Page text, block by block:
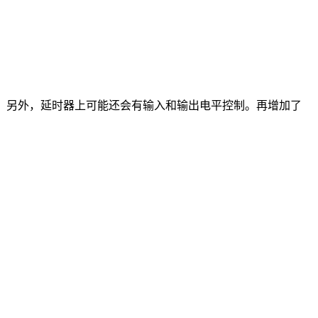
外，延时器上可能还会有输入和输出电平控制。再增加了